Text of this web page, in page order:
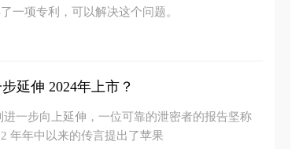
一项专利，可以解决这个问题。
延伸 2024年上市？
进一步向上延伸，一位可靠的泄密者的报告坚称
年年中以来的传言提出了苹果